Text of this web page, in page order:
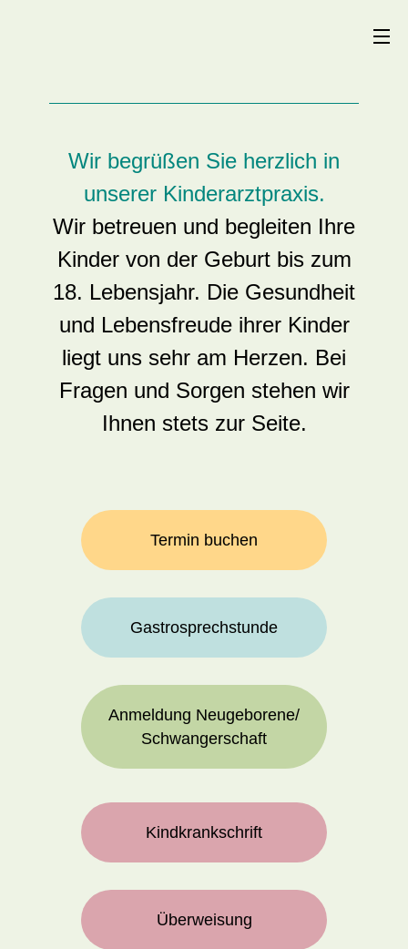
Wir begrüßen Sie herzlich in
unserer Kinderarztpraxis.
Wir betreuen und begleiten Ihre
Kinder von der Geburt bis zum
18. Lebensjahr. Die Gesundheit
und Lebensfreude ihrer Kinder
liegt uns sehr am Herzen. Bei
Fragen und Sorgen stehen wir
Ihnen stets zur Seite.
Termin buchen
Gastrosprechstunde
Anmeldung Neugeborene/
Schwangerschaft
Kindkrankschrift
Überweisung